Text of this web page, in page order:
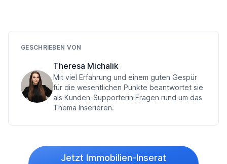
GESCHRIEBEN VON
Theresa Michalik
Mit viel Erfahrung und einem guten Gespür
für die wesentlichen Punkte beantwortet sie
als Kunden-Supporterin Fragen rund um das
Thema Inserieren.
Jetzt Immobilien-Inserat